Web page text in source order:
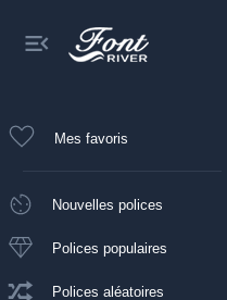
Mes favoris
Nouvelles polices
Polices populaires
Polices aléatoires